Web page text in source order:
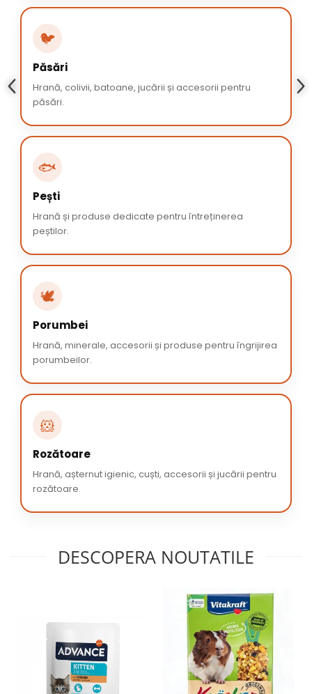
🐦
Păsări
Hrană, colivii, batoane, jucării și accesorii pentru
păsări.
🐟
Pești
Hrană și produse dedicate pentru întreținerea
peștilor.
🕊️
Porumbei
Hrană, minerale, accesorii și produse pentru îngrijirea
porumbeilor.
🐹
Rozătoare
Hrană, așternut igienic, cuști, accesorii și jucării pentru
rozătoare.
DESCOPERA NOUTATILE